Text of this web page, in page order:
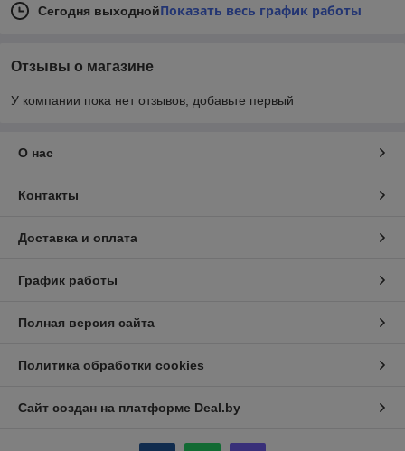
Сегодня выходнойПоказать весь график работы
Отзывы о магазине
У компании пока нет отзывов, добавьте первый
О нас
Контакты
Доставка и оплата
График работы
Полная версия сайта
Политика обработки cookies
Сайт создан на платформе Deal.by